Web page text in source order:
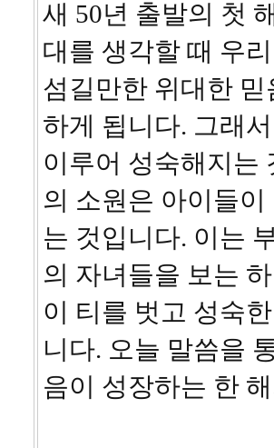
새 50년 출발의 첫
대를 생각할 때 우
섬길만한 위대한
하게 됩니다. 그래
이루어 성숙해지는
의 소원은 아이들
는 것입니다. 이는
의 자녀들을 보는
이 티를 벗고 성숙
니다. 오늘 말씀을
음이 성장하는 한